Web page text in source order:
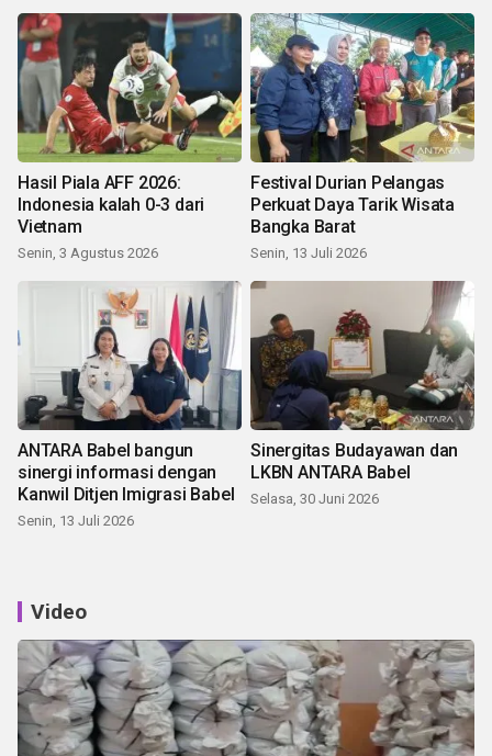
Hasil Piala AFF 2026:
Indonesia kalah 0-3 dari
Vietnam
Senin, 3 Agustus 2026
Festival Durian Pelangas
Perkuat Daya Tarik Wisata
Bangka Barat
Senin, 13 Juli 2026
ANTARA Babel bangun
sinergi informasi dengan
Kanwil Ditjen Imigrasi Babel
Senin, 13 Juli 2026
Sinergitas Budayawan dan
LKBN ANTARA Babel
Selasa, 30 Juni 2026
Video